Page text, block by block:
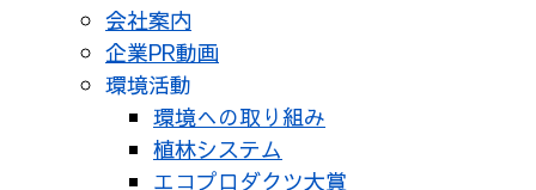
会社案内
企業PR動画
環境活動
環境への取り組み
植林システム
エコプロダクツ大賞